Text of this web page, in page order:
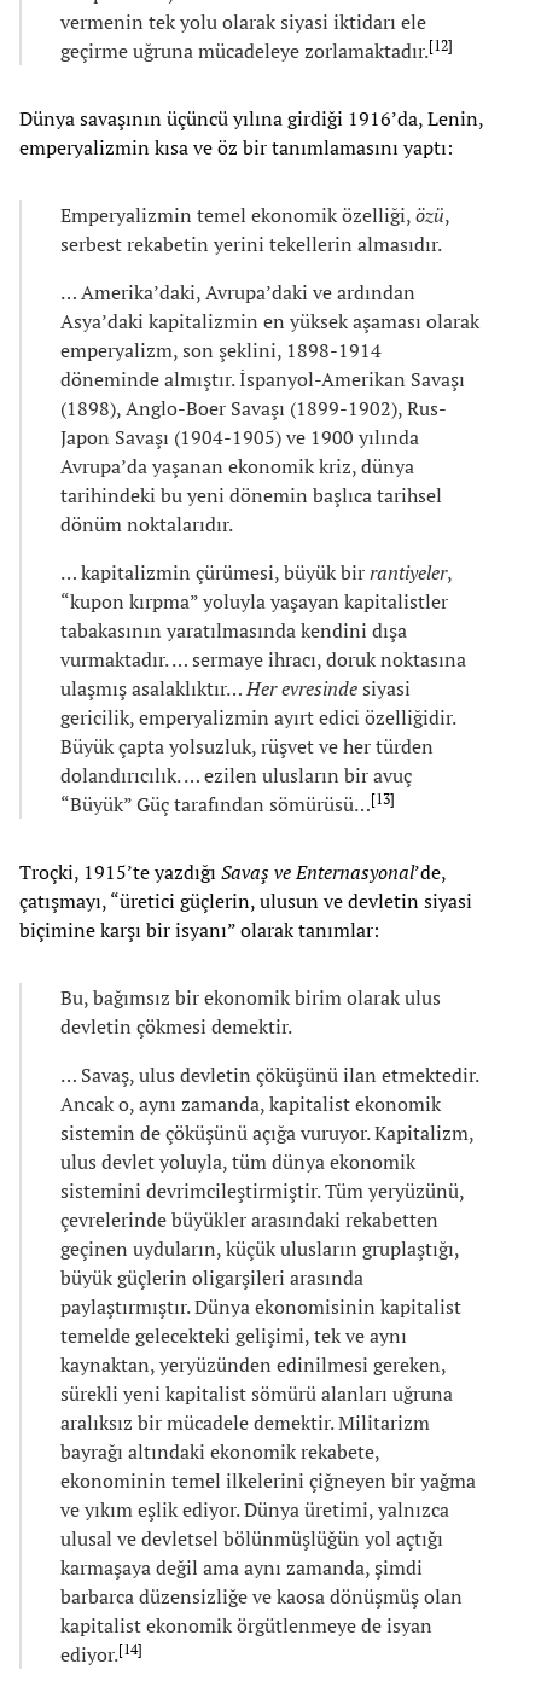
vermenin tek yolu olarak siyasi iktidarı ele
geçirme uğruna mücadeleye zorlamaktadır.[12]
Dünya savaşının üçüncü yılına girdiği 1916’da, Lenin,
emperyalizmin kısa ve öz bir tanımlamasını yaptı:
Emperyalizmin temel ekonomik özelliği,özü,
serbest rekabetin yerini tekellerin almasıdır.
… Amerika’daki, Avrupa’daki ve ardından
Asya’daki kapitalizmin en yüksek aşaması olarak
emperyalizm, son şeklini, 1898-1914
döneminde almıştır. İspanyol-Amerikan Savaşı
(1898), Anglo-Boer Savaşı (1899-1902), Rus-
Japon Savaşı (1904-1905) ve 1900 yılında
Avrupa’da yaşanan ekonomik kriz, dünya
tarihindeki bu yeni dönemin başlıca tarihsel
dönüm noktalarıdır.
… kapitalizmin çürümesi, büyük birrantiyeler,
“kupon kırpma” yoluyla yaşayan kapitalistler
tabakasının yaratılmasında kendini dışa
vurmaktadır. … sermaye ihracı, doruk noktasına
ulaşmış asalaklıktır…Her evresindesiyasi
gericilik, emperyalizmin ayırt edici özelliğidir.
Büyük çapta yolsuzluk, rüşvet ve her türden
dolandırıcılık. … ezilen ulusların bir avuç
“Büyük” Güç tarafından sömürüsü…[13]
Troçki, 1915’te yazdığı Savaş ve Enternasyonal’de,
çatışmayı, “üretici güçlerin, ulusun ve devletin siyasi
biçimine karşı bir isyanı” olarak tanımlar:
Bu, bağımsız bir ekonomik birim olarak ulus
devletin çökmesi demektir.
… Savaş, ulus devletin çöküşünü ilan etmektedir.
Ancak o, aynı zamanda, kapitalist ekonomik
sistemin de çöküşünü açığa vuruyor. Kapitalizm,
ulus devlet yoluyla, tüm dünya ekonomik
sistemini devrimcileştirmiştir. Tüm yeryüzünü,
çevrelerinde büyükler arasındaki rekabetten
geçinen uyduların, küçük ulusların gruplaştığı,
büyük güçlerin oligarşileri arasında
paylaştırmıştır. Dünya ekonomisinin kapitalist
temelde gelecekteki gelişimi, tek ve aynı
kaynaktan, yeryüzünden edinilmesi gereken,
sürekli yeni kapitalist sömürü alanları uğruna
aralıksız bir mücadele demektir. Militarizm
bayrağı altındaki ekonomik rekabete,
ekonominin temel ilkelerini çiğneyen bir yağma
ve yıkım eşlik ediyor. Dünya üretimi, yalnızca
ulusal ve devletsel bölünmüşlüğün yol açtığı
karmaşaya değil ama aynı zamanda, şimdi
barbarca düzensizliğe ve kaosa dönüşmüş olan
kapitalist ekonomik örgütlenmeye de isyan
ediyor.[14]